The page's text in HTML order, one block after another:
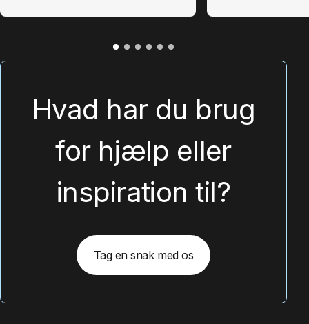
Hvad har du brug
for hjælp eller
inspiration til?
Tag en snak med os